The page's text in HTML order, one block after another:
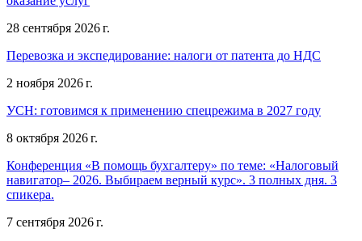
28 сентября 2026 г.
Перевозка и экспедирование: налоги от патента до НДС
2 ноября 2026 г.
УСН: готовимся к применению спецрежима в 2027 году
8 октября 2026 г.
Конференция «В помощь бухгалтеру» по теме: «Налоговый
навигатор– 2026. Выбираем верный курс». 3 полных дня. 3
спикера.
7 сентября 2026 г.